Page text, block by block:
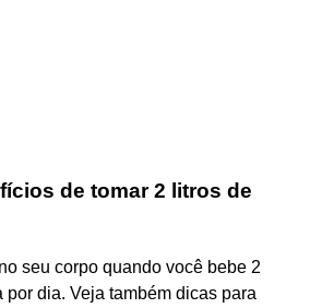
de tomar 2 litros de
seu corpo quando você bebe 2
por dia. Veja também dicas para